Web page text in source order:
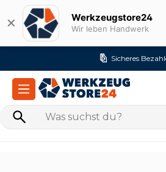
Zum Hauptinhalt springen
✕ Werkzeugstore24
Wir leben Handwerk
Sicheres